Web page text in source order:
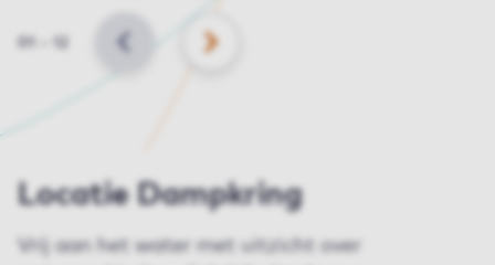
Slide
VORIGE VOLGENDE
Locatie Dampkring
Vrij aan het water met uitzicht over